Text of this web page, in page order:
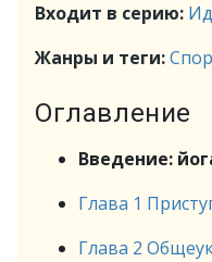
Входит в серию:
Жанры и теги:
Оглавление
Введение:
Глава 1
Глава 2